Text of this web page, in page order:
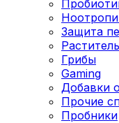
Защита
Грибы
Gaming
Добавки
Прочие
Пробники